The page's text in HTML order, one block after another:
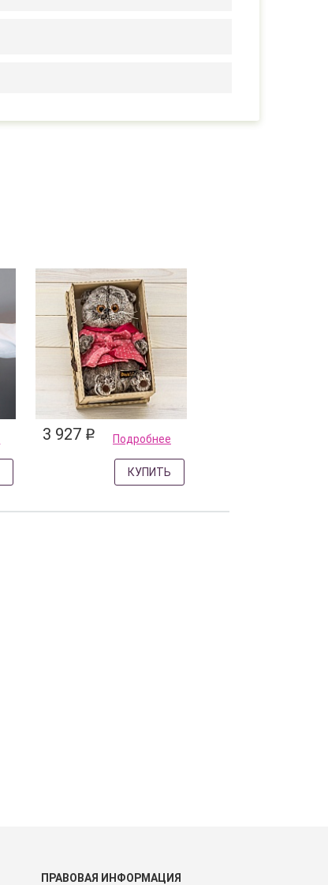
3 927 q Подробнее
КУПИТЬ
ПРАВОВАЯ ИНФОРМАЦИЯ